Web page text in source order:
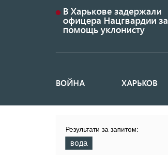
В Харькове задержали
офицера Нацгвардии за
помощь уклонисту
Основная
ВОЙНА ХАРЬКОВ
Результати за запитом:
вода